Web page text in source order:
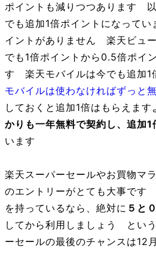
ポイントも減りつつあります
でも追加1倍ポイントになって
イントがありません 楽天ビュ
でも1倍ポイントから0.5倍ポイ
す 楽天モバイルは今でも追加
モバイルは使わなければずっと
しておくと追加1倍はもらえま
かりも一年無料で契約し、追加1
います
楽天スーパーセールやお買物マ
のエントリーがとても大事です
を持っているなら、絶対に ５と
してから利用しましょう とい
ーセールの最後のチャンスは12